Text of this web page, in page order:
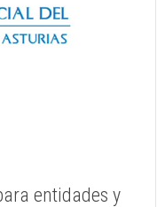
entidades y